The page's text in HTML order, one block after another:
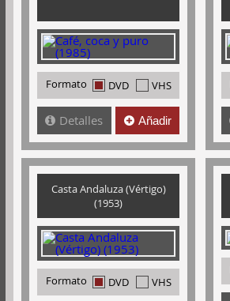
Formato DVD VHS
Detalles Añadir
Casta Andaluza (Vértigo)
(1953)
Formato DVD VHS